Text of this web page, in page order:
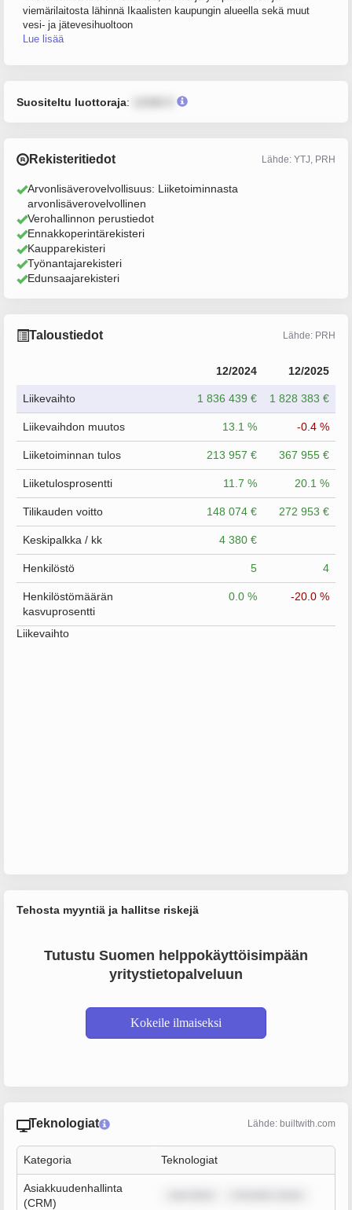
viemärilaitosta lähinnä Ikaalisten kaupungin alueella sekä muut
vesi- ja jätevesihuoltoon
Lue lisää
Suositeltu luottoraja:
Rekisteritiedot Lähde: YTJ, PRH
Arvonlisäverovelvollisuus: Liiketoiminnasta
arvonlisäverovelvollinen
Verohallinnon perustiedot
Ennakkoperintärekisteri
Kaupparekisteri
Työnantajarekisteri
Edunsaajarekisteri
Taloustiedot Lähde: PRH
12/2024 12/2025
Liikevaihto 1 836 439 € 1 828 383 €
Liikevaihdon muutos 13.1 % -0.4 %
Liiketoiminnan tulos 213 957 € 367 955 €
Liiketulosprosentti 11.7 % 20.1 %
Tilikauden voitto 148 074 € 272 953 €
Keskipalkka / kk 4 380 €
Henkilöstö 5 4
Henkilöstömäärän
kasvuprosentti
0.0 % -20.0 %
Liikevaihto
Tehosta myyntiä ja hallitse riskejä
Tutustu Suomen helppokäyttöisimpään
yritystietopalveluun
Kokeile ilmaiseksi
Teknologiat Lähde: builtwith.com
Kategoria Teknologiat
Asiakkuudenhallinta
(CRM)